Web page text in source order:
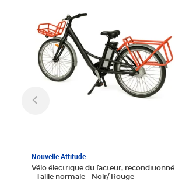
Nouvelle Attitude
Vélo électrique du facteur, reconditionné
- Taille normale - Noir/ Rouge